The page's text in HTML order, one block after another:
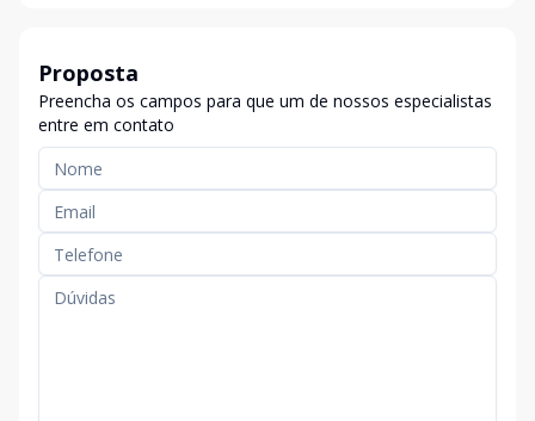
Proposta
Preencha os campos para que um de nossos especialistas
entre em contato